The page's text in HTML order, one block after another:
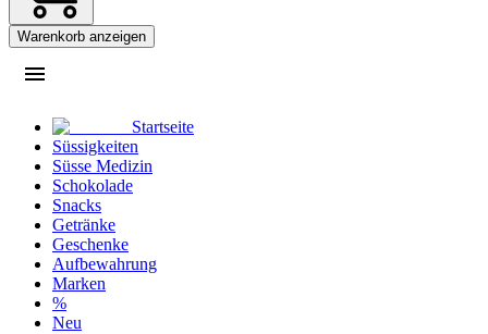
Warenkorb anzeigen
Startseite
Süssigkeiten
Süsse Medizin
Schokolade
Snacks
Getränke
Geschenke
Aufbewahrung
Marken
%
Neu